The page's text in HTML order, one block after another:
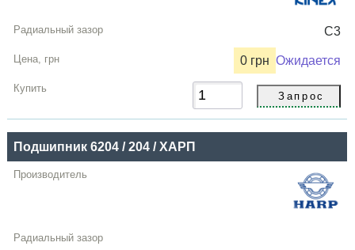
C3
0 грн Ожидается
Подшипник 6204 / 204 / ХАРП